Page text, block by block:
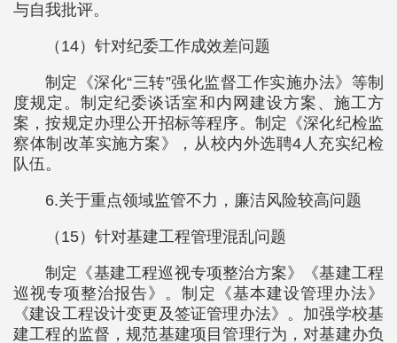
与自我批评。
（14）针对纪委工作成效差问题
制定《深化“三转”强化监督工作实施办法》等制
度规定。制定纪委谈话室和内网建设方案、施工方
案，按规定办理公开招标等程序。制定《深化纪检监
察体制改革实施方案》，从校内外选聘4人充实纪检
队伍。
6.关于重点领域监管不力，廉洁风险较高问题
（15）针对基建工程管理混乱问题
制定《基建工程巡视专项整治方案》《基建工程
巡视专项整治报告》。制定《基本建设管理办法》
《建设工程设计变更及签证管理办法》。加强学校基
建工程的监督，规范基建项目管理行为，对基建办负